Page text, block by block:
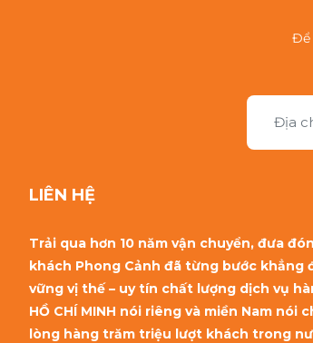
Để
LIÊN HỆ
Trải qua hơn 10 năm vận chuyển, đưa
khách Phong Cảnh đã từng bước khẳng
vững vị thế – uy tín chất lượng dịch vụ
HỒ CHÍ MINH nói riêng và miền Nam nói
lòng hàng trăm triệu lượt khách trong